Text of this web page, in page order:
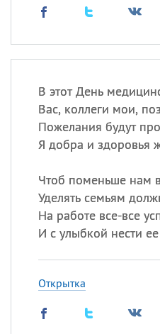
В этот День
Вас, коллеги мои,
Пожелания будут
Я добра и здоровья
Чтоб поменьше нам
Уделять семьям
На работе все-все
И с улыбкой нести
Открытка